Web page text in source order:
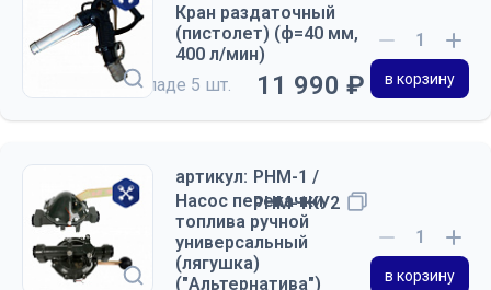
Кран раздаточный
(пистолет) (ф=40 мм,
400 л/мин)
на складе 5 шт. 11 990 ₽ в корзину
артикул: РНМ-1 /
РНМ-1КУ2
Насос перекачки
топлива ручной
универсальный
(лягушка)
("Альтернатива")
в корзину